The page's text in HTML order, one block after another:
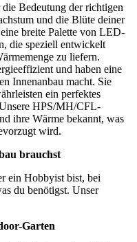
Bedeutung der richtigen
und die Blüte deiner
breite Palette von LED-
die speziell entwickelt
zu liefern.
und haben eine
Innenanbau macht. Sie
ein perfektes
HPS/MH/CFL-
ihre Wärme bekannt, was
wird.
brauchst
ein Hobbyist bist, bei
du benötigst. Unser
Garten